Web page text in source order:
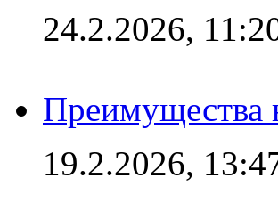
24.2.2026,
Преимущества
19.2.2026,